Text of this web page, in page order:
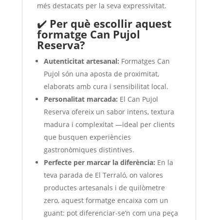
més destacats per la seva expressivitat.
✔️Per què escollir aquest
formatge Can Pujol
Reserva?
Autenticitat artesanal: Formatges Can
Pujol són una aposta de proximitat,
elaborats amb cura i sensibilitat local.
Personalitat marcada: El Can Pujol
Reserva ofereix un sabor intens, textura
madura i complexitat —ideal per clients
que busquen experiències
gastronòmiques distintives.
Perfecte per marcar la diferència: En la
teva parada de El Terraló, on valores
productes artesanals i de quilòmetre
zero, aquest formatge encaixa com un
guant: pot diferenciar-se’n com una peça